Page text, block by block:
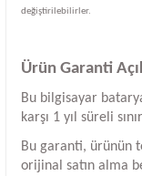
değiştirilebilirler.
Ürün Garanti
Bu bilgisayar
karşı 1 yıl süreli
Bu garanti, ürünün
orijinal satın alma